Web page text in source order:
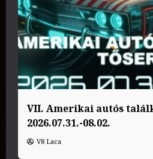
VII. Amerikai autós
2026.07.31.-08.02.
V8 Laca